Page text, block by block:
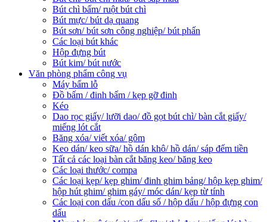
Bút chì bấm/ ruột bút chì
Bút mực/ bút dạ quang
Bút sơn/ bút sơn công nghiệp/ bút phấn
Các loại bút khác
Hộp đựng bút
Bút kim/ bút nước
Văn phòng phẩm công vụ
Máy bấm lỗ
Đồ bấm / đinh bấm / kẹp gỡ đinh
Kéo
Dao rọc giấy/ lưỡi dao/ đồ gọt bút chì/ bàn cắt giấy/
miếng lót cắt
Băng xóa/ viết xóa/ gôm
Keo dán/ keo sữa/ hồ dán khô/ hồ dán/ sáp đếm tiền
Tất cả các loại bàn cắt băng keo/ băng keo
Các loại thước/ compa
Các loại kẹp/ kẹp ghim/ đinh ghim bảng/ hộp kẹp ghim/
hộp hút ghim/ ghim gáy/ móc dán/ kẹp từ tính
Các loại con dấu /con dấu số / hộp dấu / hộp đựng con
dấu